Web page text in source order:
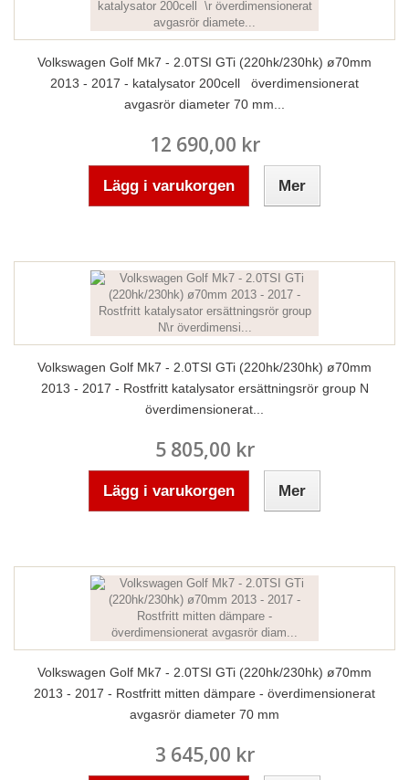
Volkswagen Golf Mk7 - 2.0TSI GTi (220hk/230hk) ø70mm
2013 - 2017 - katalysator 200cell överdimensionerat
avgasrör diameter 70 mm...
12 690,00 kr
Lägg i varukorgen Mer
Volkswagen Golf Mk7 - 2.0TSI GTi (220hk/230hk) ø70mm
2013 - 2017 - Rostfritt katalysator ersättningsrör group N
överdimensionerat...
5 805,00 kr
Lägg i varukorgen Mer
Volkswagen Golf Mk7 - 2.0TSI GTi (220hk/230hk) ø70mm
2013 - 2017 - Rostfritt mitten dämpare - överdimensionerat
avgasrör diameter 70 mm
3 645,00 kr